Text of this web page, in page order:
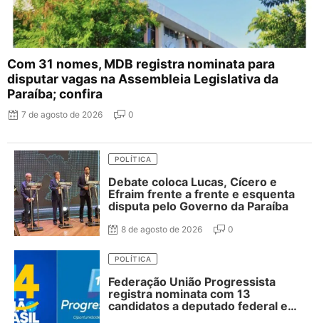
Com 31 nomes, MDB registra nominata para
disputar vagas na Assembleia Legislativa da
Paraíba; confira
7 de agosto de 2026 0
POLÍTICA
Debate coloca Lucas, Cícero e
Efraim frente a frente e esquenta
disputa pelo Governo da Paraíba
8 de agosto de 2026 0
POLÍTICA
Federação União Progressista
registra nominata com 13
candidatos a deputado federal e